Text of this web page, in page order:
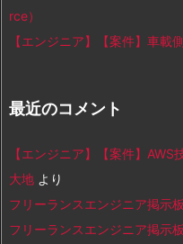
rce）
【エンジニア】【案件】車載
最近のコメント
【エンジニア】【案件】
大地 より
フリーランスエンジニア掲示板
フリーランスエンジニア掲示板